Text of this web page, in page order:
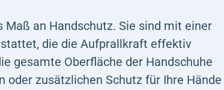
an Handschutz. Sie sind mit einer
die die Aufprallkraft effektiv
gesamte Oberfläche der Handschuhe
oder zusätzlichen Schutz für Ihre Hände